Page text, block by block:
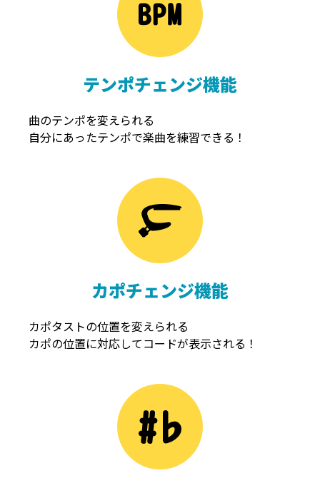
テンポチェンジ機能
曲のテンポを変えられる
自分にあったテンポで楽曲を練習できる！
カポチェンジ機能
カポタストの位置を変えられる
カポの位置に対応してコードが表示される！